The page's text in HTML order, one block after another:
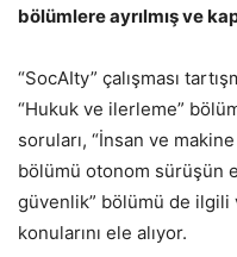
bölümlere ayrılmış ve
“SocAIty” çalışması
“Hukuk ve ilerleme”
soruları, “İnsan ve
bölümü otonom sürüşün
güvenlik” bölümü de
konularını ele alıyor.